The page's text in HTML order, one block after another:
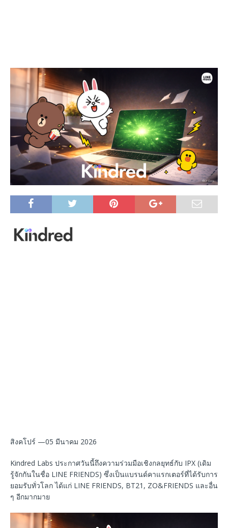
สิงคโปร์ —05 มีนาคม 2026
Kindred Labs ประกาศวันนี้ถึงความร่วมมือเชิงกลยุทธ์กับ IPX (เดิม
รู้จักกันในชื่อ LINE FRIENDS) ซึ่งเป็นแบรนด์คาแรกเตอร์ที่ได้รับการ
ยอมรับทั่วโลก ได้แก่ LINE FRIENDS, BT21, ZO&FRIENDS และอื่น
ๆ อีกมากมาย